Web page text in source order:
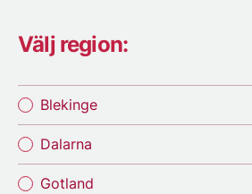
Välj region:
Blekinge
Dalarna
Gotland